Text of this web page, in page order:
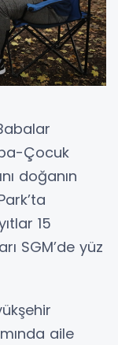
Çocuk
doğanın
15
SGM’de yüz
aile